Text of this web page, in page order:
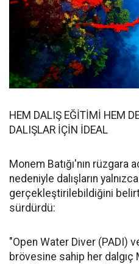
HEM DALIŞ EĞİTİMİ HEM
DALIŞLAR İÇİN İDEAL
Monem Batığı'nın rüzgara
nedeniyle dalışların
gerçekleştirilebildiğini
sürdürdü:
"Open Water Diver (PADI)
brövesine sahip her dalgıç